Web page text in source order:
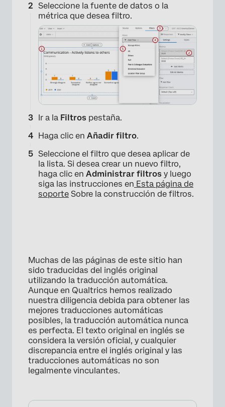
Seleccione la fuente de datos o la
métrica que desea filtro.
Ir a la Filtros pestaña.
Haga clic en Añadir filtro.
Seleccione el filtro que desea aplicar de
la lista. Si desea crear un nuevo filtro,
haga clic en Administrar filtros y luego
siga las instrucciones en Esta página de
soporte Sobre la construcción de filtros.
Muchas de las páginas de este sitio han
sido traducidas del inglés original
utilizando la traducción automática.
Aunque en Qualtrics hemos realizado
nuestra diligencia debida para obtener las
mejores traducciones automáticas
posibles, la traducción automática nunca
es perfecta. El texto original en inglés se
considera la versión oficial, y cualquier
discrepancia entre el inglés original y las
traducciones automáticas no son
legalmente vinculantes.